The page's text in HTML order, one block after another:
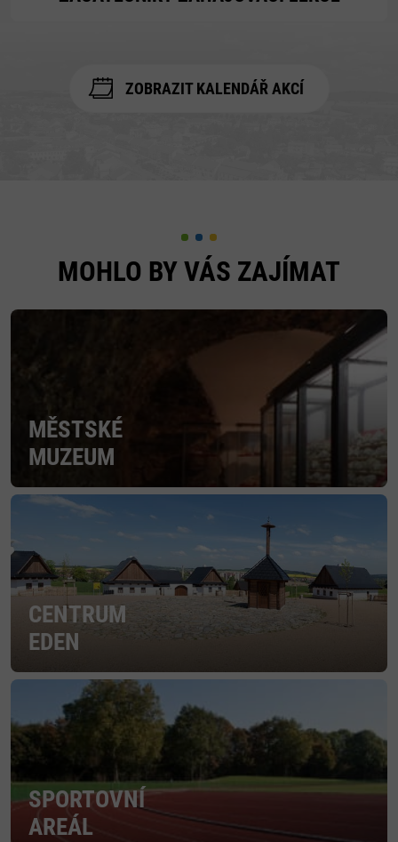
ZOBRAZIT KALENDÁŘ AKCÍ
MOHLO BY VÁS ZAJÍMAT
MĚSTSKÉ
MUZEUM
CENTRUM
EDEN
SPORTOVNÍ
AREÁL